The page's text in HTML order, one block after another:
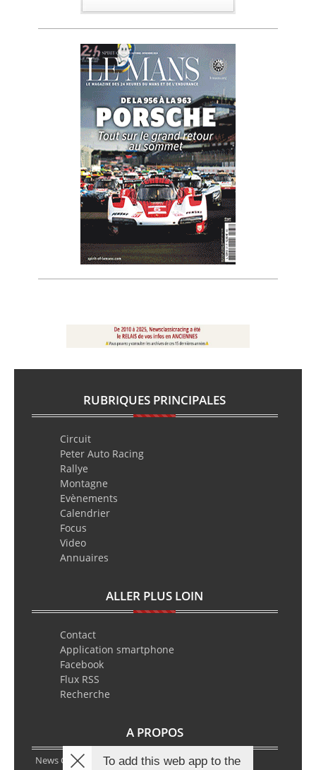
RUBRIQUES PRINCIPALES
Circuit
Peter Auto Racing
Rallye
Montagne
Evènements
Calendrier
Focus
Video
Annuaires
ALLER PLUS LOIN
Contact
Application smartphone
Facebook
Flux RSS
Recherche
A PROPOS
News Classic Racing est le portail de l’actualité du
To add this web app to the